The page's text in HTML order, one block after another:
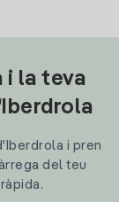
i la teva
i pren
del teu